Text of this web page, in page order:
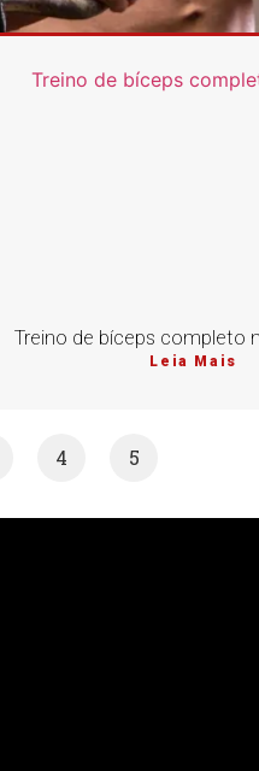
Treino de bíceps completo
Leia Mais
4 5